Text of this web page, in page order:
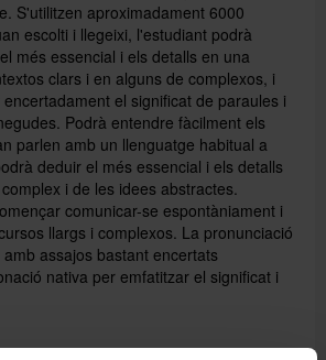
S'utilitzen aproximadament 6000
escolti i llegeixi, l'estudiant podrà
més essencial i els detalls en una
clars i en alguns de complexos, i
el significat de paraules i
Podrà entendre fàcilment els
parlen amb un llenguatge habitual a
deduir el més essencial i els detalls
i de les idees abstractes.
comunicar-se espontàniament i
llargs i complexos. La pronunciació
assajos bastant encertats
nativa per emfatitzar el significat i